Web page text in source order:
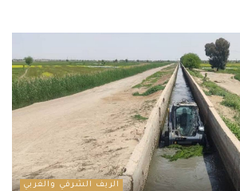
الريف الشرقي والغربي